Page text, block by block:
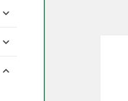
untermenü
untermenü
untermenü